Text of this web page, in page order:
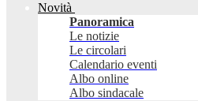
Novità
Panoramica
Le notizie
Le circolari
Calendario eventi
Albo online
Albo sindacale